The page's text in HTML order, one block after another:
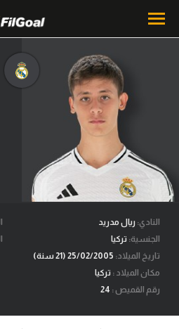
محتوى إخباري
الرئيسية
مباريات
ميركاتو
فانتازي في الجول
مسابقة التوقعات
فيديوهات
النادي: ريال مدريد
الجنسية: تركيا
تاريخ الميلاد:
مكان الميلاد : تركيا
رقم القميص :